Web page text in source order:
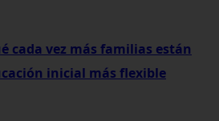
cada vez más familias están
inicial más flexible